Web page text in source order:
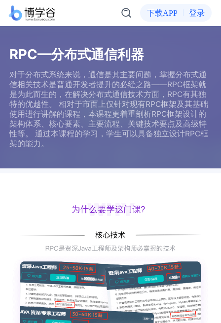
下载APP 登录
RPC—分布式通信利器
对于分布式系统来说，通信是其主要问题，掌握分布式通
信相关技术是普通开发者提升的必经之路——RPC框架就
是为此而生的，在解决分布式通信技术方面，RPC有其独
特的优越性。 相对于市面上仅针对现有RPC框架及其基础
使用进行讲解的课程，本课程更着重剖析RPC框架设计的
架构体系、核心要素、主要流程、关键技术要点及高级特
性等。 通过本课程的学习，学生可以具备独立设计RPC框
架的能力。